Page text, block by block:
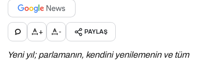
+ - PAYLAŞ
Yeni yıl; parlamanın, kendini yenilemenin ve tüm